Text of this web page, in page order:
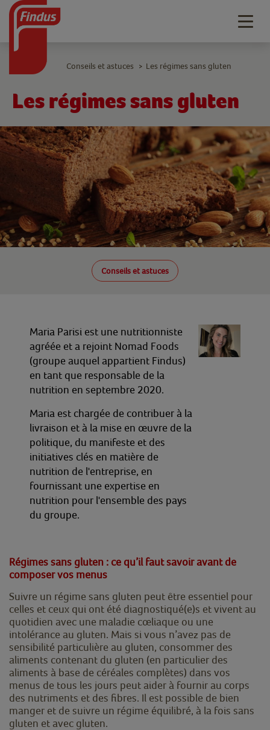
Les régimes sans gluten
Conseils et astuces
Conseils et astuces > Les régimes sans gluten
Maria Parisi est une nutritionniste
agréée et a rejoint Nomad Foods
(groupe auquel appartient Findus)
en tant que responsable de la
nutrition en septembre 2020.
Maria est chargée de contribuer à la
livraison et à la mise en œuvre de la
politique, du manifeste et des
initiatives clés en matière de
nutrition de l'entreprise, en
fournissant une expertise en
nutrition pour l'ensemble des pays
du groupe.
Régimes sans gluten : ce qu’il faut savoir avant de
composer vos menus
Suivre un régime sans gluten peut être essentiel pour
celles et ceux qui ont été diagnostiqué(e)s et vivent au
quotidien avec une maladie cœliaque ou une
intolérance au gluten. Mais si vous n’avez pas de
sensibilité particulière au gluten, consommer des
aliments contenant du gluten (en particulier des
aliments à base de céréales complètes) dans vos
menus de tous les jours peut aider à fournir au corps
des nutriments et des fibres. Il est possible de bien
manger et de suivre un régime équilibré, à la fois sans
gluten et avec gluten.